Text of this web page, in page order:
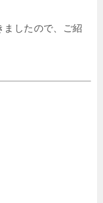
ましたので、ご紹